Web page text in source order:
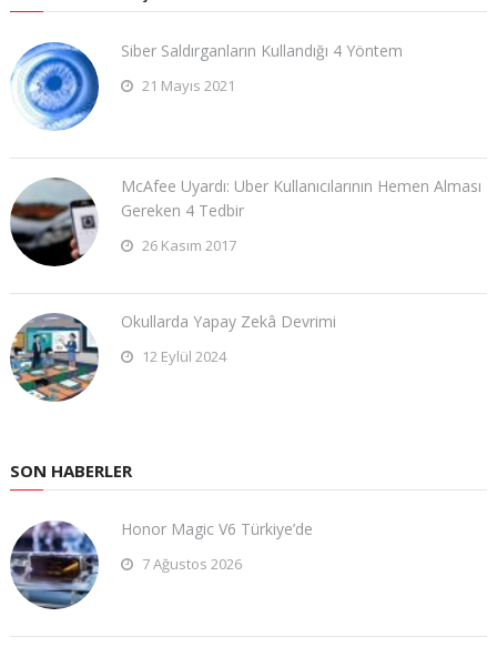
Siber Saldırganların Kullandığı 4 Yöntem
21 Mayıs 2021
McAfee Uyardı: Uber Kullanıcılarının Hemen Alması
Gereken 4 Tedbir
26 Kasım 2017
Okullarda Yapay Zekâ Devrimi
12 Eylül 2024
SON HABERLER
Honor Magic V6 Türkiye’de
7 Ağustos 2026